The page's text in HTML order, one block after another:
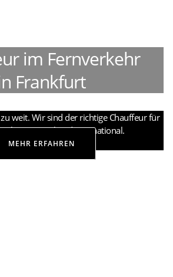
im Fernverkehr
Frankfurt
weit. Wir sind der richtige Chauffeur für
National und International.
MEHR ERFAHREN